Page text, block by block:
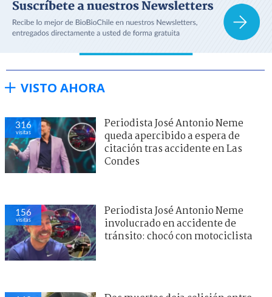
VISTO AHORA
316
visitas
Periodista José Antonio Neme
queda apercibido a espera de
citación tras accidente en Las
Condes
156
visitas
Periodista José Antonio Neme
involucrado en accidente de
tránsito: chocó con motociclista